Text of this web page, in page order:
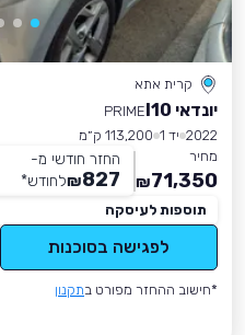
קרית אתא
יונדאי I10
PRIME
2022 יד 1
113,200 ק״מ
מחיר
71,350
₪
החזר חודשי מ-
827
₪לחודש*
תוספות לעיסקה
לפגישה בסוכנות
*חישוב ההחזר מפורט בתקנון